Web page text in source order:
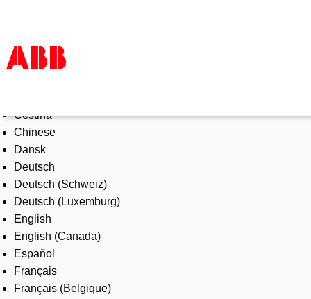
Products & Solutions
Industries
Services
About us
Where to buy
Contact us
Careers
Čeština
Chinese
Dansk
Deutsch
Deutsch (Schweiz)
Deutsch (Luxemburg)
English
English (Canada)
Español
Français
Français (Belgique)